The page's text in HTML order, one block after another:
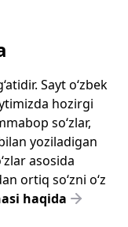
Sayt o‘zbek
hozirgi
so‘zlar,
yoziladigan
asosida
ortiq so‘zni o‘z
haqida